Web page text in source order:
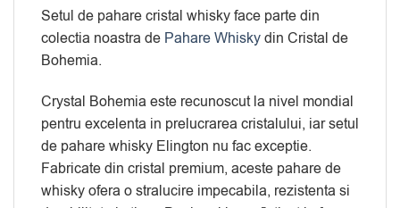
Setul de pahare cristal whisky face parte din
colectia noastra de Pahare Whiskydin Cristal de
Bohemia.
Crystal Bohemia este recunoscut la nivel mondial
pentru excelenta in prelucrarea cristalului, iar setul
de pahare whisky Elington nu fac exceptie.
Fabricate din cristal premium, aceste pahare de
whisky ofera o stralucire impecabila, rezistenta si